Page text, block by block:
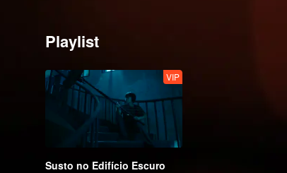
Playlist
VIP
Susto no Edifício Escuro